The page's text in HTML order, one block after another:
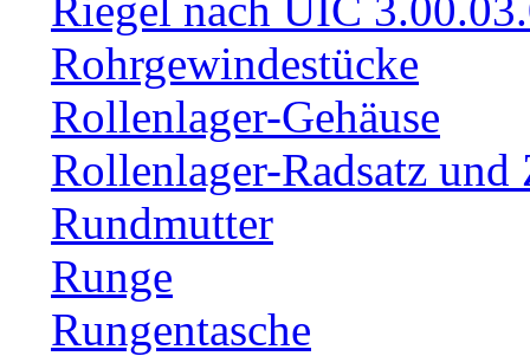
Rohrgewindestücke
Rollenlager-Gehäuse
Rollenlager-Radsatz und
Rundmutter
Runge
Rungentasche